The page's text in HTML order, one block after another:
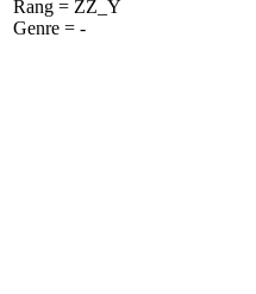
Rang = ZZ_Y
Genre = -